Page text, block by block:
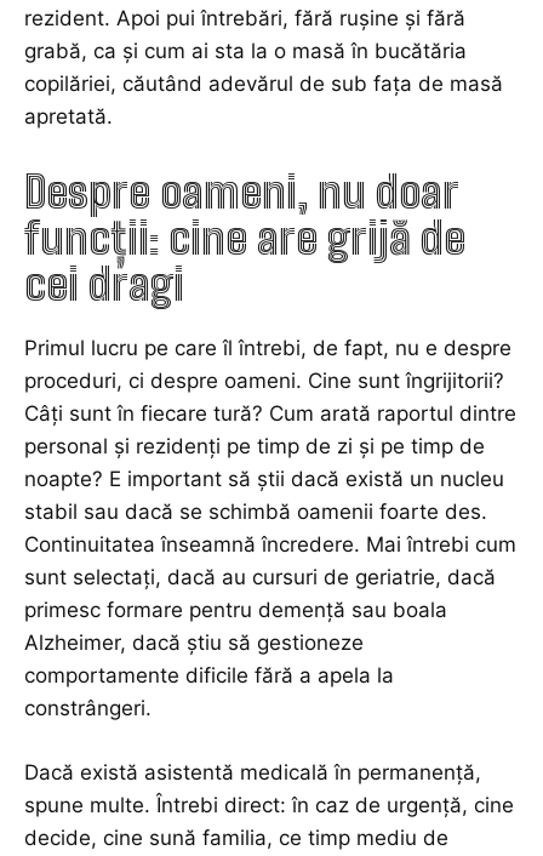
rezident. Apoi pui întrebări, fără rușine și fără
grabă, ca și cum ai sta la o masă în bucătăria
copilăriei, căutând adevărul de sub fața de masă
apretată.
Despre oameni, nu doar
funcții: cine are grijă de
cei dragi
Primul lucru pe care îl întrebi, de fapt, nu e despre
proceduri, ci despre oameni. Cine sunt îngrijitorii?
Câți sunt în fiecare tură? Cum arată raportul dintre
personal și rezidenți pe timp de zi și pe timp de
noapte? E important să știi dacă există un nucleu
stabil sau dacă se schimbă oamenii foarte des.
Continuitatea înseamnă încredere. Mai întrebi cum
sunt selectați, dacă au cursuri de geriatrie, dacă
primesc formare pentru demență sau boala
Alzheimer, dacă știu să gestioneze
comportamente dificile fără a apela la
constrângeri.
Dacă există asistentă medicală în permanență,
spune multe. Întrebi direct: în caz de urgență, cine
decide, cine sună familia, ce timp mediu de